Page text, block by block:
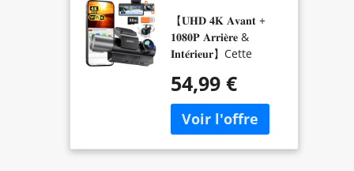
4K avec Carte SD
32 Go,
4K+1080P+1080P
Avant, Arrière et
Intérieur, WDR,
Vision Nocturne
IR, WiFi 6, 170°,
Enregistrement
Boucle, Capteur
【𝐔𝐇𝐃 𝟒𝐊 𝐀𝐯𝐚𝐧𝐭 +
𝟏𝟎𝟖𝟎𝐏 𝐀𝐫𝐫𝐢𝐞̀𝐫𝐞 &
𝐈𝐧𝐭𝐞́𝐫𝐢𝐞𝐮𝐫】Cette
simultanément la
route à l’avant, à
l’arrière et l’intérieur
du véhicule. Elle
fournit des images
54,99 €